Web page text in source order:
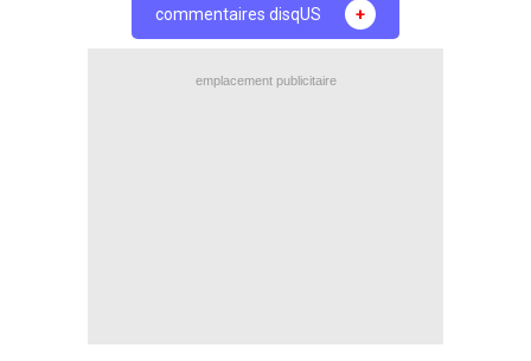
commentaires disqUS
+
emplacement publicitaire